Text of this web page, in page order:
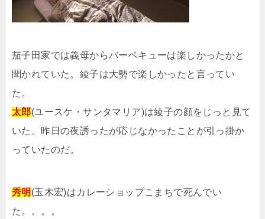
茄子田家では義母からバーベキューは楽しかったかと
聞かれていた。綾子は大勢で楽しかったと言ってい
た。
太郎(ユースケ・サンタマリア)は綾子の顔をじっと見て
いた。昨日の夜誘ったが応じなかったことが引っ掛か
っていたのだ。
秀明 (玉木宏)はカレーショップこまちで死んでい
た。。。。